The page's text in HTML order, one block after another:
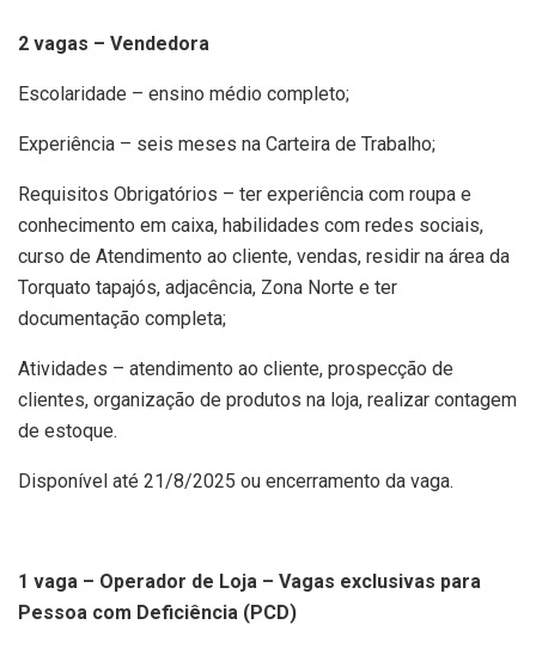
2 vagas – Vendedora
Escolaridade – ensino médio completo;
Experiência – seis meses na Carteira de Trabalho;
Requisitos Obrigatórios – ter experiência com roupa e
conhecimento em caixa, habilidades com redes sociais,
curso de Atendimento ao cliente, vendas, residir na área da
Torquato tapajós, adjacência, Zona Norte e ter
documentação completa;
Atividades – atendimento ao cliente, prospecção de
clientes, organização de produtos na loja, realizar contagem
de estoque.
Disponível até 21/8/2025 ou encerramento da vaga.
1 vaga – Operador de Loja – Vagas exclusivas para
Pessoa com Deficiência (PCD)